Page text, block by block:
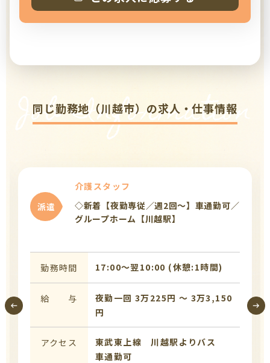
Job Information
同じ勤務地（川越市）の求人・仕事情報
派遣
介護スタッフ
◇新着【夜勤専従／週2回～】車通勤可／
グループホーム【川越駅】
勤務時間 17:00〜翌10:00 (休憩:1時間)
給 与
夜勤一回 3万225円 〜 3万3,150
円
アクセス
東武東上線 川越駅よりバス
車通勤可